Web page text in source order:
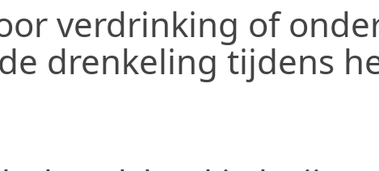
verdrinking of
drenkeling tijdens